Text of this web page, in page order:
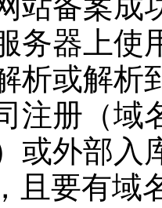
务器上使
析或解析
注册（域
或外部入
且要有域